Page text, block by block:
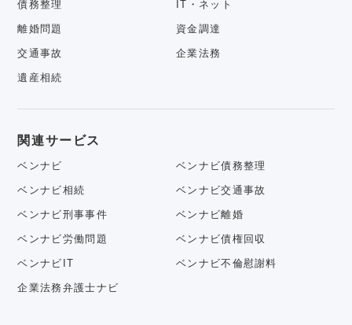
債務整理 IT・ネット
離婚問題 資金調達
交通事故 企業法務
遺産相続
関連サービス
ベンナビ ベンナビ債務整理
ベンナビ相続 ベンナビ交通事故
ベンナビ刑事事件 ベンナビ離婚
ベンナビ労働問題 ベンナビ債権回収
ベンナビIT ベンナビ不倫慰謝料
企業法務弁護士ナビ